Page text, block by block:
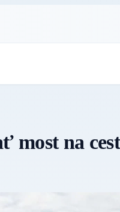
most na